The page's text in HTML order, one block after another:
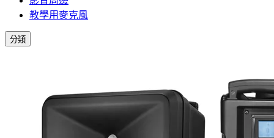
教學用麥克風
分類